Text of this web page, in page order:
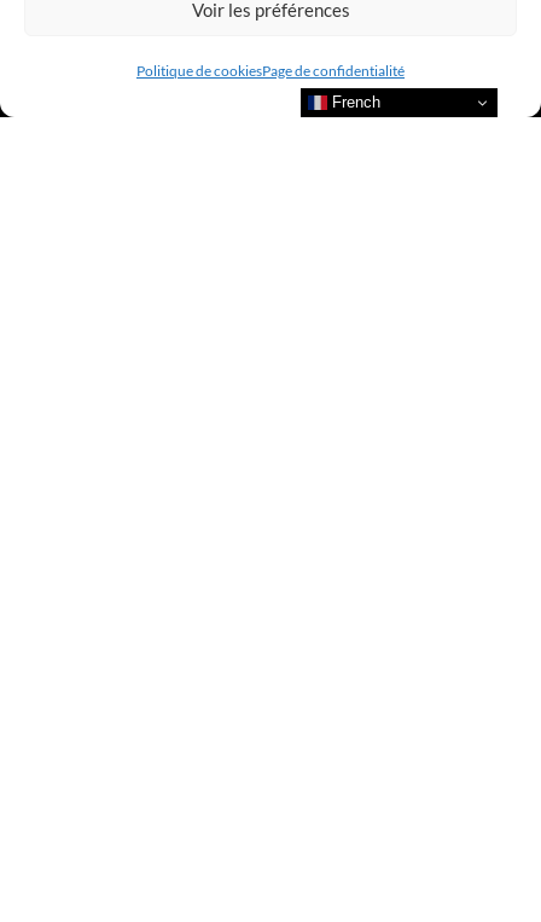
Voir les préférences
Politique de cookiesPage de confidentialité
French